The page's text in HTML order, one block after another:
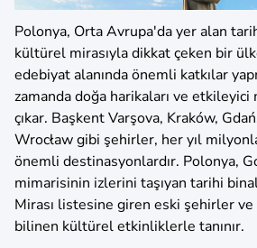
Polonya, Orta Avrupa'da yer alan
kültürel mirasıyla dikkat çeken bir
edebiyat alanında önemli katkılar
zamanda doğa harikaları ve
çıkar. Başkent Varşova, Kraków,
Wrocław gibi şehirler, her yıl
önemli destinasyonlardır. Polonya,
mimarisinin izlerini taşıyan tarihi
Mirası listesine giren eski şehirler ve
bilinen kültürel etkinliklerle tanınır.